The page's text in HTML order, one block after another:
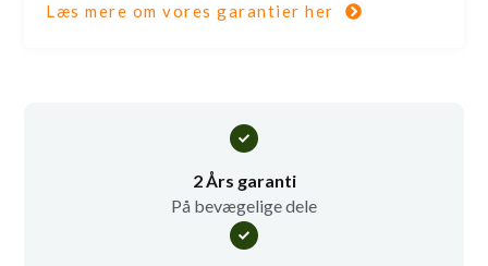
Læs mere om vores garantier her
2 Års garanti
På bevægelige dele